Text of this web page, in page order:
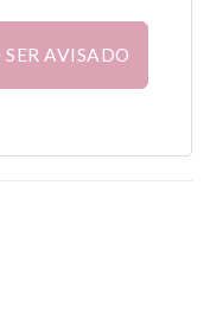
SER AVISADO